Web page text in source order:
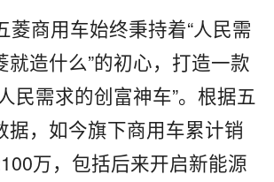
菱商用车始终秉持着“人民需
就造什么”的初心，打造一款
民需求的创富神车”。根据五
据，如今旗下商用车累计销
万，包括后来开启新能源